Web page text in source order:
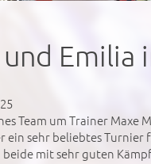
Emilia
Team um Trainer Maxe
sehr beliebtes Turnier
mit sehr guten